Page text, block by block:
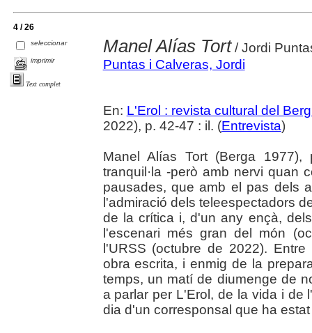
4 / 26
seleccionar
imprimir
Text complet
Manel Alías Tort/ Jordi
Puntas i Calveras, Jordi
En: L'Erol : revista cultural del
2022), p. 42-47 : il. (Entrevista)
Manel Alías Tort (Berga 1977),
tranquil·la -però amb nervi quan
pausades, que amb el pas dels
l'admiració dels teleespectadors
de la crítica i, d'un any ençà,
l'escenari més gran del món
l'URSS (octubre de 2022).
obra escrita, i enmig de la
temps, un matí de diumenge de
a parlar per L'Erol, de la vida i de
dia d'un corresponsal que ha